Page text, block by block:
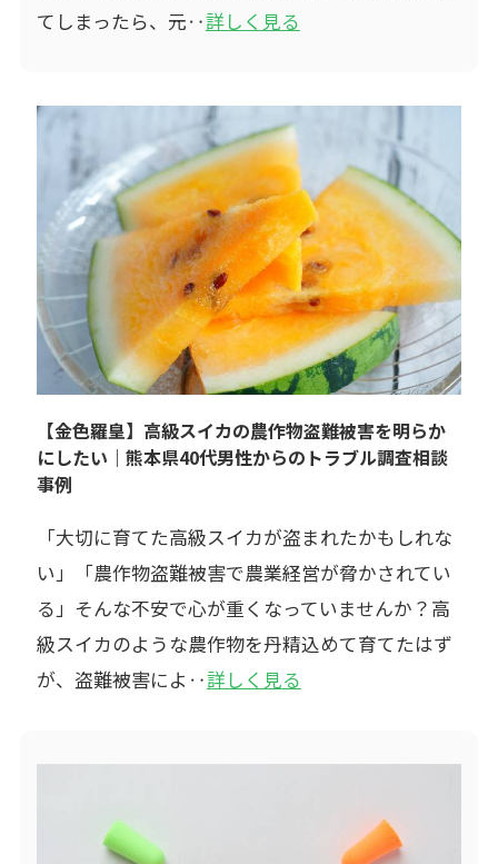
てしまったら、元‥詳しく見る
【金色羅皇】高級スイカの農作物盗難被害を明らか
にしたい｜熊本県40代男性からのトラブル調査相談
事例
「大切に育てた高級スイカが盗まれたかもしれな
い」「農作物盗難被害で農業経営が脅かされてい
る」そんな不安で心が重くなっていませんか？高
級スイカのような農作物を丹精込めて育てたはず
が、盗難被害によ‥詳しく見る